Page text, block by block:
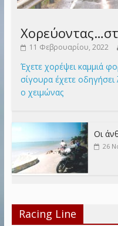
11 Φεβρουαρίου, 2022
Έχετε χορέψει καμμιά
σίγουρα έχετε
ο χειμώνας
Οι
26
Racing Line